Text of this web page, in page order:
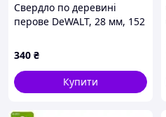
Свердло по деревині
перове DeWALT, 28 мм, 152
(6.35 мм) (DT4773)
340 ₴
Купити